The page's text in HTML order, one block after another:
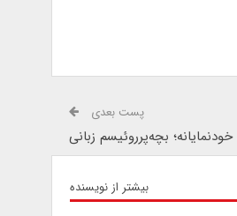
پست بعدی
بچه‌پرروئیسم زبانی
بیشتر از نویسنده